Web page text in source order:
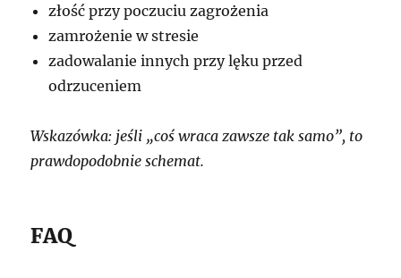
złość przy poczuciu zagrożenia
zamrożenie w stresie
zadowalanie innych przy lęku przed
odrzuceniem
Wskazówka: jeśli „coś wraca zawsze tak samo”, to
prawdopodobnie schemat.
FAQ